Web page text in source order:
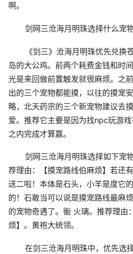
啊。
剑网三沧海月明珠选择什么宠物
《剑三》沧海月明珠优先兑换
岛的大公鸡。前两个耗费金钱和时
光是来回做前置触发就很麻烦。之
出的三个宠物都能摸，以往的摸宠
略，北天药宗的三个新宠物建议去
爱。推荐它主要是因为找npc玩游
之内完成才算赢。
剑网三沧海月明珠选择如下宠
荐理由：【摸宠路线伯麻烦】若还
送二啦！本体是石头，小羊是度它
的！石敢当可以说是摸宠路线最麻
的宠物奇遇了。衟 火璃。推荐理由
烦】。黄袍大统领。
在剑三沧海月明珠中，优先选